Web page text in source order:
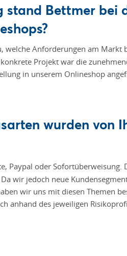
stand Bettmer bei
welche Anforderungen am Markt
Projekt war die
in unserem Onlineshop
wurden von
Paypal oder Sofortüberweisung.
wir jedoch neue
wir uns mit diesen Themen
anhand des jeweiligen